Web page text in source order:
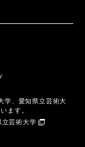
学、愛知県立芸術大
ます。
立芸術大学